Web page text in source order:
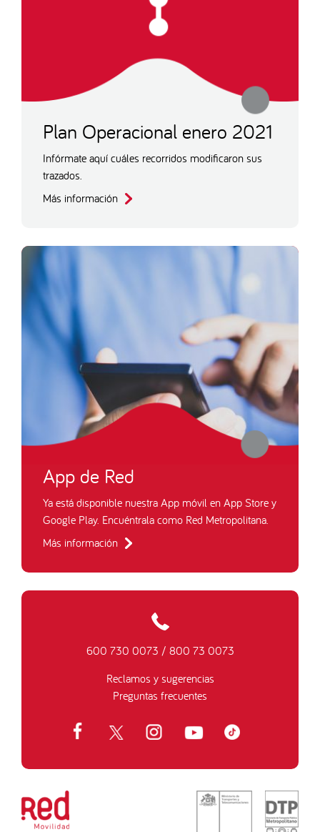
Plan Operacional enero 2021
Infórmate aquí cuáles recorridos modificaron sus
trazados.
Más información
App de Red
Ya está disponible nuestra App móvil en App Store y
Google Play. Encuéntrala como Red Metropolitana.
Más información
600 730 0073 / 800 73 0073
Reclamos y sugerencias
Preguntas frecuentes